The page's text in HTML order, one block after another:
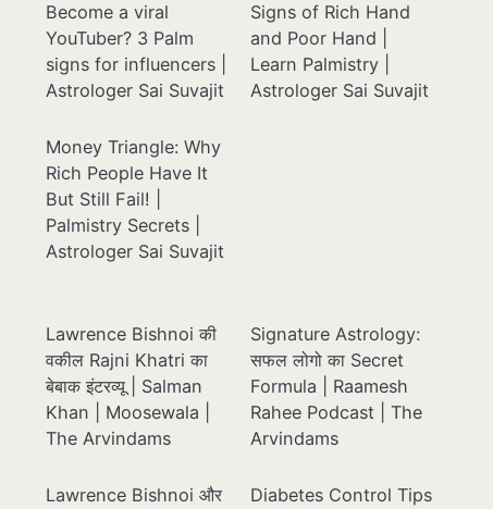
Become a viral
YouTuber? 3 Palm
signs for influencers |
Astrologer Sai Suvajit
Signs of Rich Hand
and Poor Hand |
Learn Palmistry |
Astrologer Sai Suvajit
Money Triangle: Why
Rich People Have It
But Still Fail! |
Palmistry Secrets |
Astrologer Sai Suvajit
Lawrence Bishnoi की
वकील Rajni Khatri का
बेबाक इंटरव्यू | Salman
Khan | Moosewala |
The Arvindams
Signature Astrology:
सफल लोगो का Secret
Formula | Raamesh
Rahee Podcast | The
Arvindams
Lawrence Bishnoi और Diabetes Control Tips